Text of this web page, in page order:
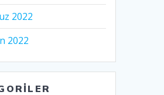
2022
2022